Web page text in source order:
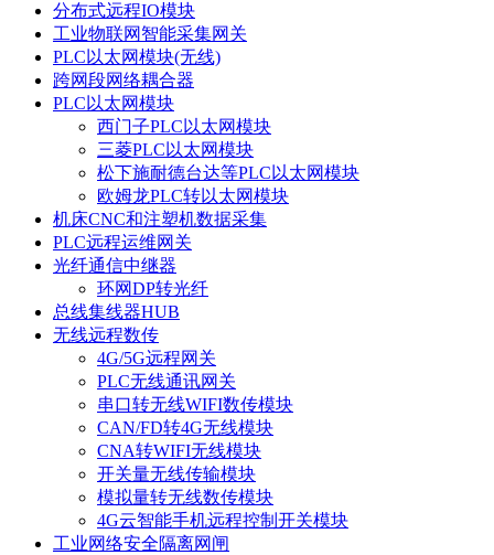
分布式远程IO模块
工业物联网智能采集网关
PLC以太网模块(无线)
跨网段网络耦合器
PLC以太网模块
西门子PLC以太网模块
三菱PLC以太网模块
松下施耐德台达等PLC以太网模块
欧姆龙PLC转以太网模块
机床CNC和注塑机数据采集
PLC远程运维网关
光纤通信中继器
环网DP转光纤
总线集线器HUB
无线远程数传
4G/5G远程网关
PLC无线通讯网关
串口转无线WIFI数传模块
CAN/FD转4G无线模块
CNA转WIFI无线模块
开关量无线传输模块
模拟量转无线数传模块
4G云智能手机远程控制开关模块
工业网络安全隔离网闸